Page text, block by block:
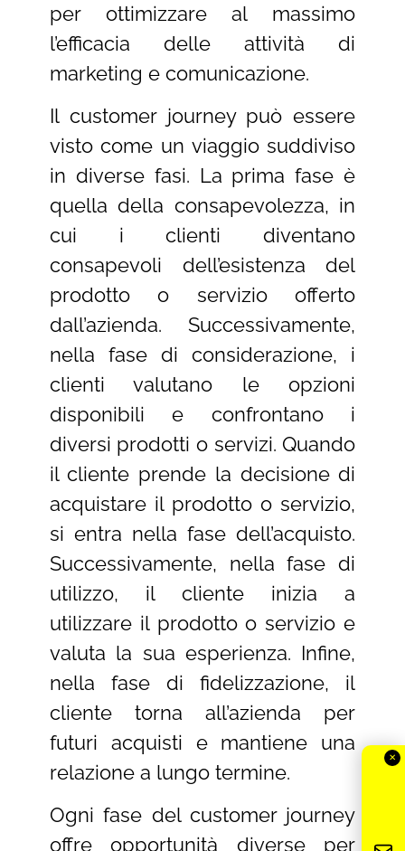
per ottimizzare al massimo
l’efficacia delle attività di
marketing e comunicazione.
Il customer journey può essere
visto come un viaggio suddiviso
in diverse fasi. La prima fase è
quella della consapevolezza, in
cui i clienti diventano
consapevoli dell’esistenza del
prodotto o servizio offerto
dall’azienda. Successivamente,
nella fase di considerazione, i
clienti valutano le opzioni
disponibili e confrontano i
diversi prodotti o servizi. Quando
il cliente prende la decisione di
acquistare il prodotto o servizio,
si entra nella fase dell’acquisto.
Successivamente, nella fase di
utilizzo, il cliente inizia a
utilizzare il prodotto o servizio e
valuta la sua esperienza. Infine,
nella fase di fidelizzazione, il
cliente torna all’azienda per
futuri acquisti e mantiene una
relazione a lungo termine.
Ogni fase del customer journey
offre opportunità diverse per
✕
Iscriviti alla newsletter
Fai il primo passo verso un brand efficace che